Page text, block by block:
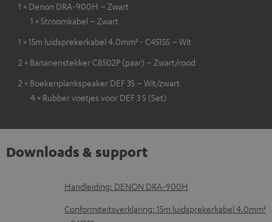
1 × Denon DRA-900H – Zwart
1 × Stroomkabel – Zwart
1 × 15m luidsprekerkabel 4.0mm² - C4515S – Wit
2 × Bananenstekker C8502P (paar) – Zwart/rood
2 × Boekenplankspeaker DEF 3S – Wit/zwart
4 × Rubber voetjes voor DEF 3 S (Set)
Downloads & support
D
o
Handleiding: DENON DRA-900H
Conformiteitsverklaring: 15m luidsprekerkabel 4.0mm²